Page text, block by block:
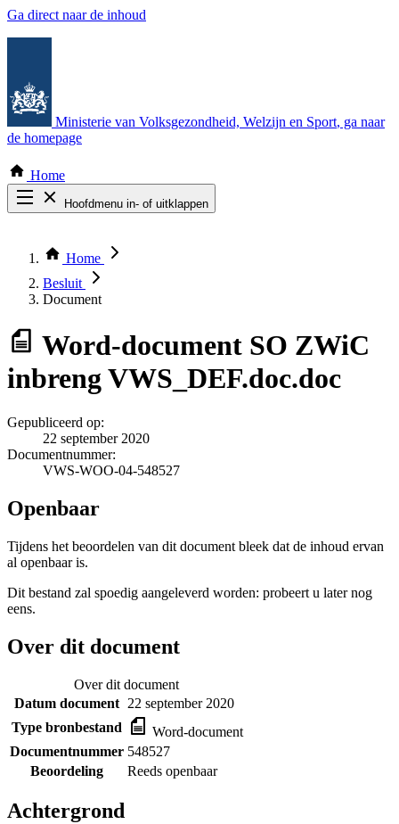
Ga direct naar de inhoud
Ministerie van Volksgezondheid, Welzijn en Sport, ga naar
de homepage
Home
Hoofdmenu in- of uitklappen
Thema COVID-19
Bekijk per bestuursorgaan
Home
Besluit
Document
Word-document SO ZWiC
inbreng VWS_DEF.doc.doc
Gepubliceerd op:
22 september 2020
Documentnummer:
VWS-WOO-04-548527
Openbaar
Tijdens het beoordelen van dit document bleek dat de inhoud ervan
al openbaar is.
Dit bestand zal spoedig aangeleverd worden: probeert u later nog
eens.
Over dit document
Over dit document
Datum document 22 september 2020
Type bronbestand
Word-document
Documentnummer 548527
Beoordeling
Reeds openbaar
Achtergrond